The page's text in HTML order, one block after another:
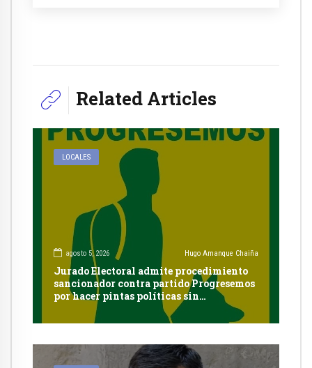
Related Articles
LOCALES
agosto 5, 2026 Hugo Amanque Chaiña
Jurado Electoral admite procedimiento
sancionador contra partido Progresemos
por hacer pintas políticas sin
autorización en Cayma